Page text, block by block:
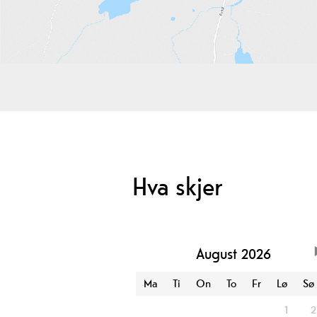
Hva skjer
August 2026
Ma Ti On To Fr Lø Sø
1 2